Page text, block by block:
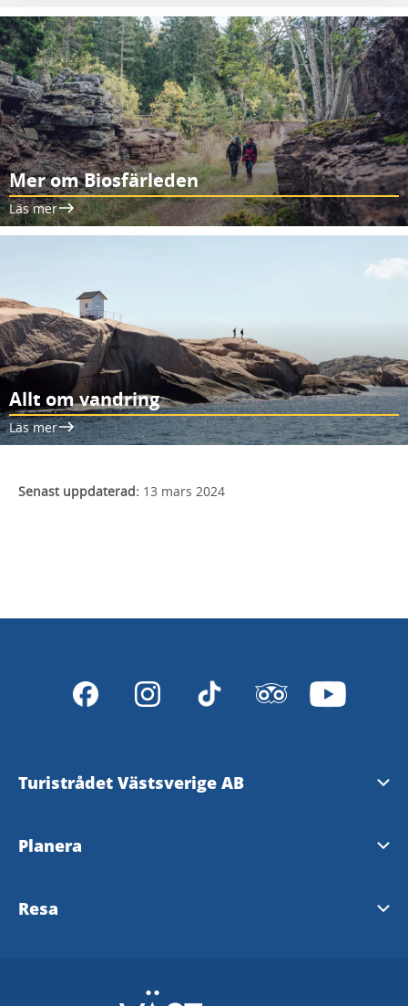
Mer om Biosfärleden
Läs mer
Allt om vandring
Läs mer
Senast uppdaterad: 13 mars 2024
Turistrådet Västsverige AB
Tipsa om evenemang
Planera
Nyhetsbrev från Västsverige
Tillgänglighetsguide - TD
Resa